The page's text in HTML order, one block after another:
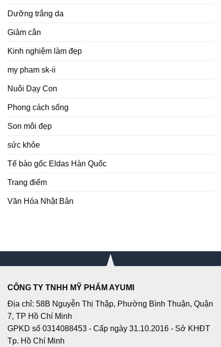
Dưỡng trắng da
Giảm cân
Kinh nghiệm làm đẹp
my pham sk-ii
Nuôi Dạy Con
Phong cách sống
Son môi đẹp
sức khỏe
Tế bào gốc Eldas Hàn Quốc
Trang điểm
Văn Hóa Nhật Bản
CÔNG TY TNHH MỸ PHẨM AYUMI
Địa chỉ: 58B Nguyễn Thị Thập, Phường Bình Thuận, Quận
7, TP Hồ Chí Minh
GPKD số 0314088453 - Cấp ngày 31.10.2016 - Sở KHĐT
Tp. Hồ Chí Minh